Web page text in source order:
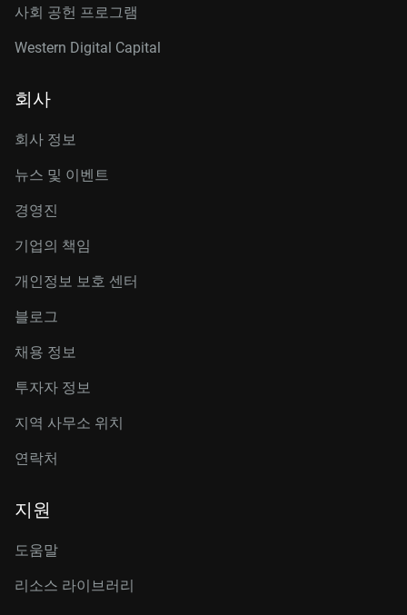
사회 공헌 프로그램
Western Digital Capital
회사
회사 정보
뉴스 및 이벤트
경영진
기업의 책임
개인정보 보호 센터
블로그
채용 정보
투자자 정보
지역 사무소 위치
연락처
지원
도움말
리소스 라이브러리